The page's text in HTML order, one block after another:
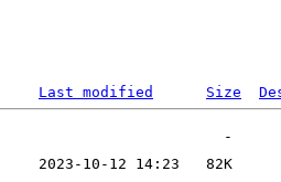
Last modified Size